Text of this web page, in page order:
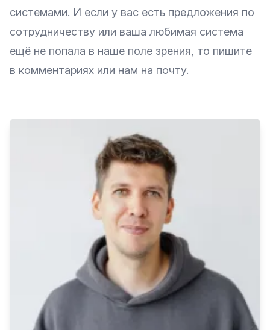
системами. И если у вас есть предложения по
сотрудничеству или ваша любимая система
ещё не попала в наше поле зрения, то пишите
в комментариях или нам на почту.